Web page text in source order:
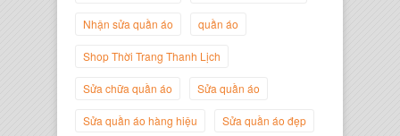
Nguyễn Minh Đức
Nhận sửa quần áo quần áo
Shop Thời Trang Thanh Lịch
Sửa chữa quần áo Sửa quần áo
Sửa quần áo hàng hiệu Sửa quần áo đẹp